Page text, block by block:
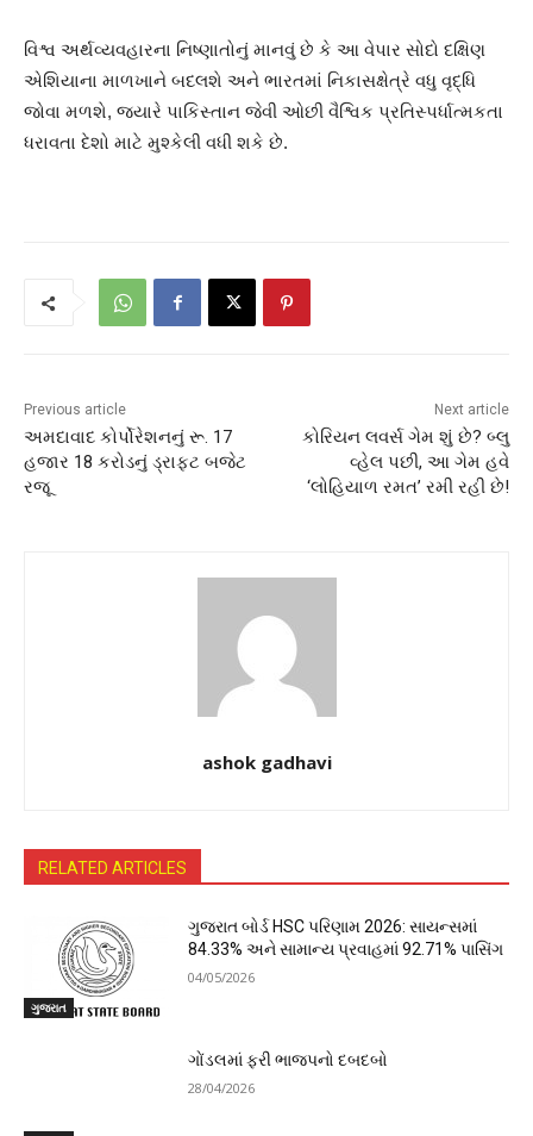
વિશ્વ અર્થવ્યવહારના નિષ્ણાતોનું માનવું છે કે આ વેપાર સોદો દક્ષિણ
એશિયાના માળખાને બદલશે અને ભારતમાં નિકાસક્ષેત્રે વધુ વૃદ્ધિ
જોવા મળશે, જ્યારે પાકિસ્તાન જેવી ઓછી વૈશ્વિક પ્રતિસ્પર્ધાત્મકતા
ધરાવતા દેશો માટે મુશ્કેલી વધી શકે છે.
Previous article
અમદાવાદ કોર્પોરેશનનું રૂ. 17
હજાર 18 કરોડનું ડ્રાફ્ટ બજેટ
રજૂ
Next article
કોરિયન લવર્સ ગેમ શું છે? બ્લુ
વ્હેલ પછી, આ ગેમ હવે
‘લોહિયાળ રમત’ રમી રહી છે!
ashok gadhavi
RELATED ARTICLES
ગુજરાત
ગુજરાત બોર્ડ HSC પરિણામ 2026: સાયન્સમાં
84.33% અને સામાન્ય પ્રવાહમાં 92.71% પાસિંગ
04/05/2026
ગોંડલમાં ફરી ભાજપનો દબદબો
28/04/2026